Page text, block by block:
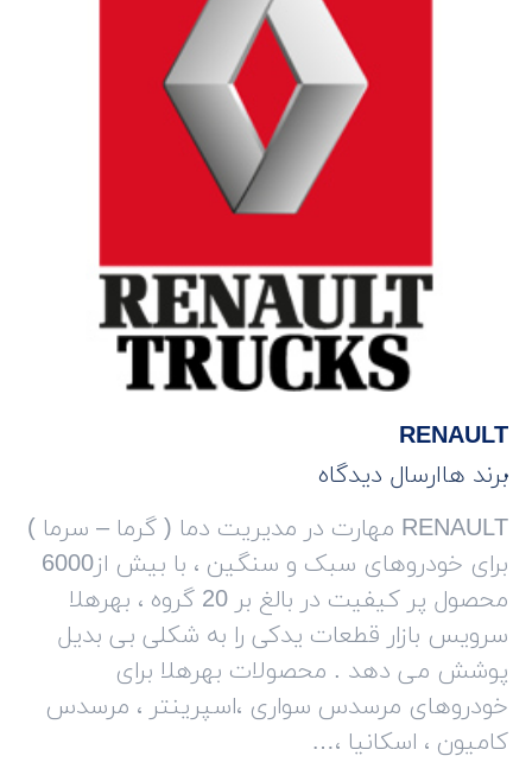
RENAULT
برند هاارسال دیدگاه
RENAULT مهارت در مدیریت دما ( گرما – سرما )
برای خودروهای سبک و سنگین ، با بیش از6000
محصول پر کیفیت در بالغ بر 20 گروه ، بهرهلا
سرویس بازار قطعات یدکی را به شکلی بی بدیل
پوشش می دهد . محصولات بهرهلا برای
خودروهای مرسدس سواری ،اسپرینتر ، مرسدس
کامیون ، اسکانیا ،…